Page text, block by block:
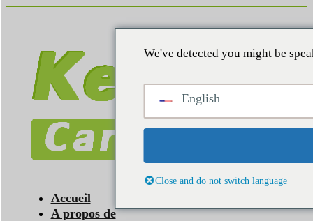
Accueil
A propos de
We've detected you might be
English
Close and do not switch language